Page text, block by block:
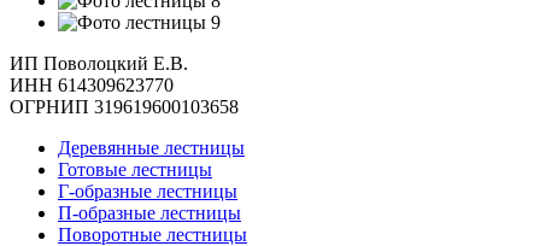
ИП Поволоцкий Е.В.
ИНН 614309623770
ОГРНИП 319619600103658
Деревянные лестницы
Готовые лестницы
Г-образные лестницы
П-образные лестницы
Поворотные лестницы